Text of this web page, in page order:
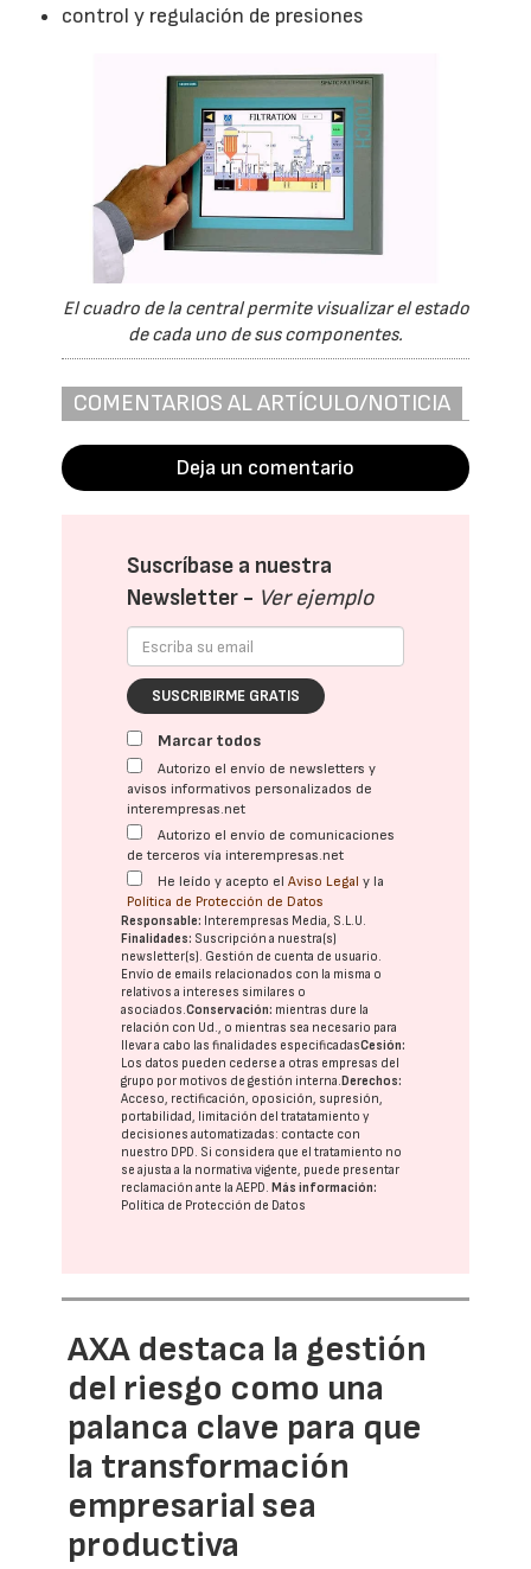
control y regulación de presiones
El cuadro de la central permite visualizar el estado
de cada uno de sus componentes.
COMENTARIOS AL ARTÍCULO/NOTICIA
Deja un comentario
Suscríbase a nuestra
Newsletter - Ver ejemplo
SUSCRIBIRME GRATIS
Marcar todos
Autorizo el envío de newsletters y
avisos informativos personalizados de
interempresas.net
Autorizo el envío de comunicaciones
de terceros vía interempresas.net
He leído y acepto elAviso Legal y la
Política de Protección de Datos
Responsable: Interempresas Media, S.L.U.
Finalidades: Suscripción a nuestra(s)
newsletter(s). Gestión de cuenta de usuario.
Envío de emails relacionados con la misma o
relativos a intereses similares o
asociados.Conservación: mientras dure la
relación con Ud., o mientras sea necesario para
llevar a cabo las finalidades especificadasCesión:
Los datos pueden cederse a otras empresas del
grupo por motivos de gestión interna. Derechos:
Acceso, rectificación, oposición, supresión,
portabilidad, limitación del tratatamiento y
decisiones automatizadas: contacte con
nuestro DPD. Si considera que el tratamiento no
se ajusta a la normativa vigente, puede presentar
reclamación ante laAEPD. Más información:
Política de Protección de Datos
AXA destaca la gestión
del riesgo como una
palanca clave para que
la transformación
empresarial sea
productiva